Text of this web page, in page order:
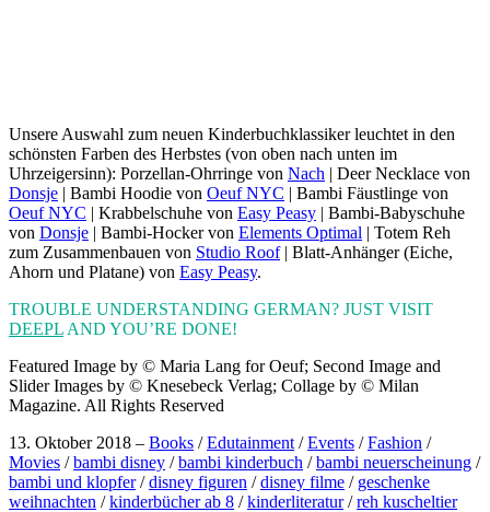
Unsere Auswahl zum neuen Kinderbuchklassiker leuchtet in den
schönsten Farben des Herbstes (von oben nach unten im
Uhrzeigersinn): Porzellan-Ohrringe von Nach | Deer Necklace von
Donsje | Bambi Hoodie von Oeuf NYC | Bambi Fäustlinge von
Oeuf NYC | Krabbelschuhe von Easy Peasy | Bambi-Babyschuhe
von Donsje | Bambi-Hocker von Elements Optimal | Totem Reh
zum Zusammenbauen von Studio Roof| Blatt-Anhänger (Eiche,
Ahorn und Platane) von Easy Peasy.
TROUBLE UNDERSTANDING GERMAN? JUST VISIT
DEEPL AND YOU’RE DONE!
Featured Image by © Maria Lang for Oeuf; Second Image and
Slider Images by © Knesebeck Verlag; Collage by © Milan
Magazine. All Rights Reserved
13. Oktober 2018 – Books /Edutainment /Events /Fashion /
Movies /bambi disney /bambi kinderbuch /bambi neuerscheinung /
bambi und klopfer/disney figuren /disney filme / geschenke
weihnachten /kinderbücher ab 8 /kinderliteratur/reh kuscheltier